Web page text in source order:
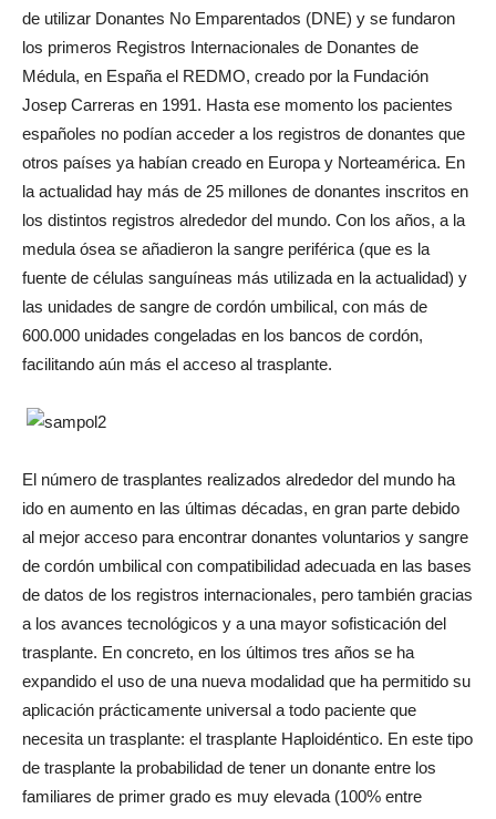
de utilizar Donantes No Emparentados (DNE) y se fundaron
los primeros Registros Internacionales de Donantes de
Médula, en España el REDMO, creado por la Fundación
Josep Carreras en 1991. Hasta ese momento los pacientes
españoles no podían acceder a los registros de donantes que
otros países ya habían creado en Europa y Norteamérica. En
la actualidad hay más de 25 millones de donantes inscritos en
los distintos registros alrededor del mundo. Con los años, a la
medula ósea se añadieron la sangre periférica (que es la
fuente de células sanguíneas más utilizada en la actualidad) y
las unidades de sangre de cordón umbilical, con más de
600.000 unidades congeladas en los bancos de cordón,
facilitando aún más el acceso al trasplante.
El número de trasplantes realizados alrededor del mundo ha
ido en aumento en las últimas décadas, en gran parte debido
al mejor acceso para encontrar donantes voluntarios y sangre
de cordón umbilical con compatibilidad adecuada en las bases
de datos de los registros internacionales, pero también gracias
a los avances tecnológicos y a una mayor sofisticación del
trasplante. En concreto, en los últimos tres años se ha
expandido el uso de una nueva modalidad que ha permitido su
aplicación prácticamente universal a todo paciente que
necesita un trasplante: el trasplante Haploidéntico. En este tipo
de trasplante la probabilidad de tener un donante entre los
familiares de primer grado es muy elevada (100% entre